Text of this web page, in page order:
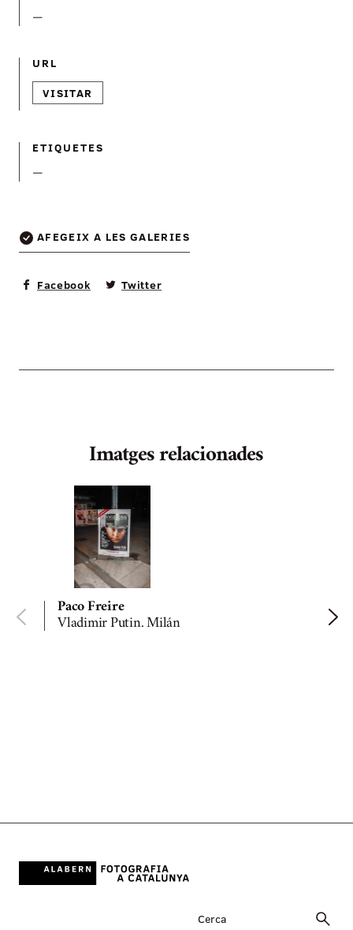
—
URL
VISITAR
ETIQUETES
—
AFEGEIX A LES GALERIES
Facebook Twitter
Imatges relacionades
Paco Freire
Vladimir Putin. Milán